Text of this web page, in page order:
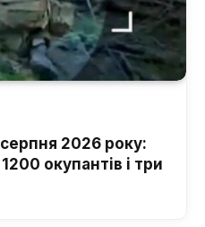
2026 року:
окупантів і три